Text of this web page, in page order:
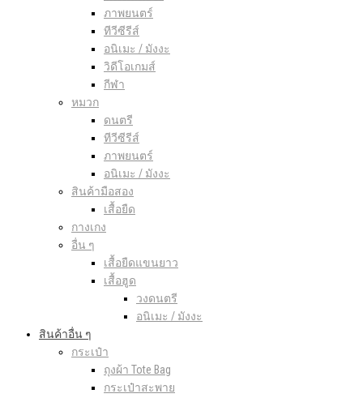
ภาพยนตร์
ทีวีซีรีส์
อนิเมะ / มังงะ
วิดีโอเกมส์
กีฬา
หมวก
ดนตรี
ทีวีซีรีส์
ภาพยนตร์
อนิเมะ / มังงะ
สินค้ามือสอง
เสื้อยืด
กางเกง
อื่น ๆ
เสื้อยืดแขนยาว
เสื้อฮูด
วงดนตรี
อนิเมะ / มังงะ
สินค้าอื่น ๆ
กระเป๋า
ถุงผ้า Tote Bag
กระเป๋าสะพาย